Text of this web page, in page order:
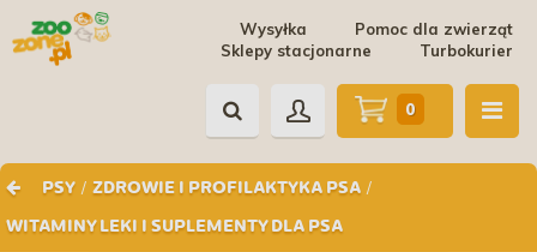
Pomoc dla zwierząt
Wysyłka
Turbokurier
Sklepy stacjonarne
PSY / ZDROWIE I PROFILAKTYKA PSA /
WITAMINY LEKI I SUPLEMENTY DLA PSA
0